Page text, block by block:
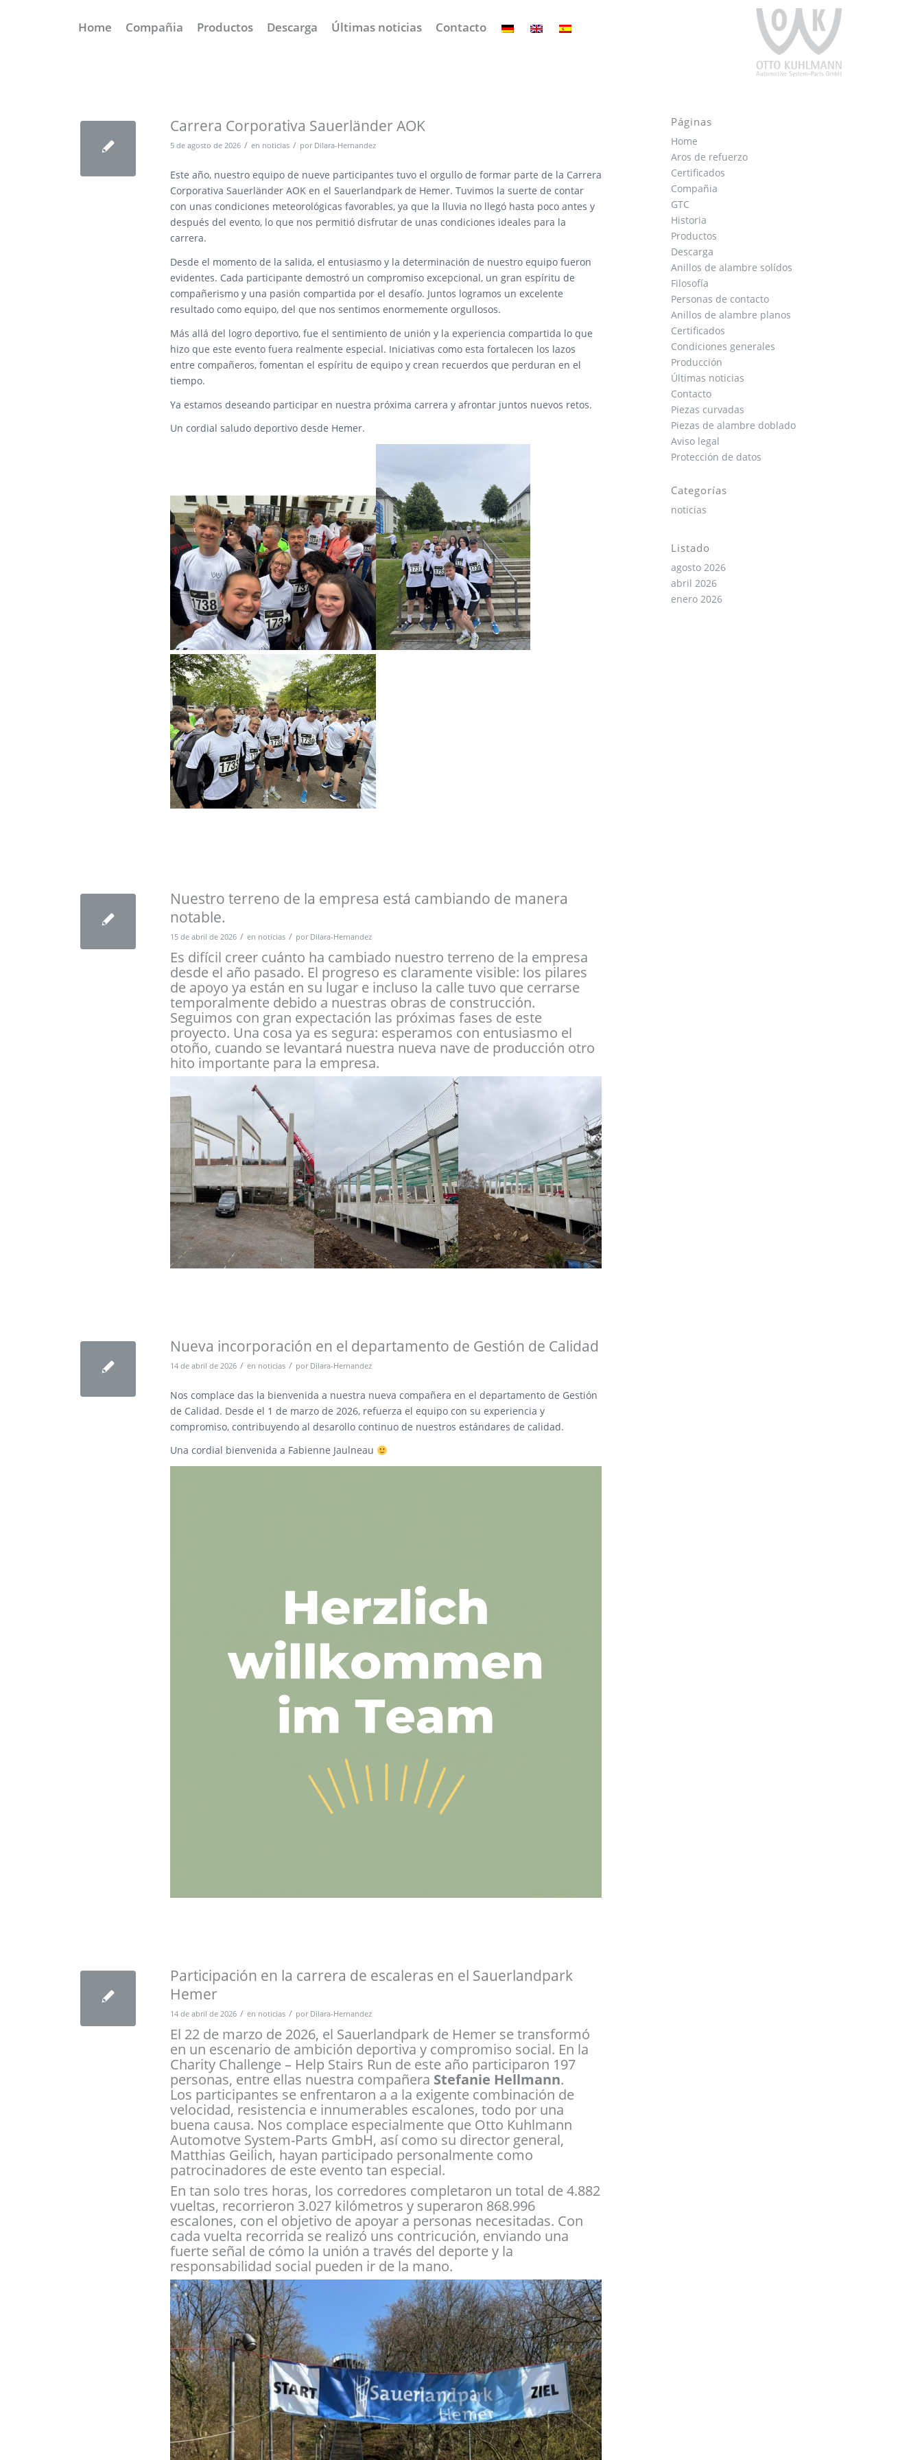
Home Compañia Productos Descarga Últimas noticias Contacto
Carrera Corporativa Sauerländer AOK
5 de agosto de 2026 / en noticias / por Dilara-Hernandez
Este año, nuestro equipo de nueve participantes tuvo el orgullo de formar parte de la Carrera
Corporativa Sauerländer AOK en el Sauerlandpark de Hemer. Tuvimos la suerte de contar
con unas condiciones meteorológicas favorables, ya que la lluvia no llegó hasta poco antes y
después del evento, lo que nos permitió disfrutar de unas condiciones ideales para la
carrera.
Desde el momento de la salida, el entusiasmo y la determinación de nuestro equipo fueron
evidentes. Cada participante demostró un compromiso excepcional, un gran espíritu de
compañerismo y una pasión compartida por el desafío. Juntos logramos un excelente
resultado como equipo, del que nos sentimos enormemente orgullosos.
Más allá del logro deportivo, fue el sentimiento de unión y la experiencia compartida lo que
hizo que este evento fuera realmente especial. Iniciativas como esta fortalecen los lazos
entre compañeros, fomentan el espíritu de equipo y crean recuerdos que perduran en el
tiempo.
Ya estamos deseando participar en nuestra próxima carrera y afrontar juntos nuevos retos.
Un cordial saludo deportivo desde Hemer.
Nuestro terreno de la empresa está cambiando de manera
notable.
15 de abril de 2026 / en noticias / por Dilara-Hernandez
Es difícil creer cuánto ha cambiado nuestro terreno de la empresa
desde el año pasado. El progreso es claramente visible: los pilares
de apoyo ya están en su lugar e incluso la calle tuvo que cerrarse
temporalmente debido a nuestras obras de construcción.
Seguimos con gran expectación las próximas fases de este
proyecto. Una cosa ya es segura: esperamos con entusiasmo el
otoño, cuando se levantará nuestra nueva nave de producción otro
hito importante para la empresa.
Nueva incorporación en el departamento de Gestión de Calidad
14 de abril de 2026 / en noticias / por Dilara-Hernandez
Nos complace das la bienvenida a nuestra nueva compañera en el departamento de Gestión
de Calidad. Desde el 1 de marzo de 2026, refuerza el equipo con su experiencia y
compromiso, contribuyendo al desarollo continuo de nuestros estándares de calidad.
Una cordial bienvenida a Fabienne Jaulneau
Participación en la carrera de escaleras en el Sauerlandpark
Hemer
14 de abril de 2026 / en noticias / por Dilara-Hernandez
El 22 de marzo de 2026, el Sauerlandpark de Hemer se transformó
en un escenario de ambición deportiva y compromiso social. En la
Charity Challenge – Help Stairs Run de este año participaron 197
personas, entre ellas nuestra compañera Stefanie Hellmann.
Los participantes se enfrentaron a a la exigente combinación de
velocidad, resistencia e innumerables escalones, todo por una
buena causa. Nos complace especialmente que Otto Kuhlmann
Automotve System-Parts GmbH, así como su director general,
Matthias Geilich, hayan participado personalmente como
patrocinadores de este evento tan especial.
En tan solo tres horas, los corredores completaron un total de 4.882
vueltas, recorrieron 3.027 kilómetros y superaron 868.996
escalones, con el objetivo de apoyar a personas necesitadas. Con
cada vuelta recorrida se realizó uns contricución, enviando una
fuerte señal de cómo la unión a través del deporte y la
responsabilidad social pueden ir de la mano.
Páginas
Home
Aros de refuerzo
Certificados
Compañia
GTC
Historia
Productos
Descarga
Anillos de alambre solídos
Filosofía
Personas de contacto
Anillos de alambre planos
Certificados
Condiciones generales
Producción
Últimas noticias
Contacto
Piezas curvadas
Piezas de alambre doblado
Aviso legal
Protección de datos
Categorías
noticias
Listado
agosto 2026
abril 2026
enero 2026